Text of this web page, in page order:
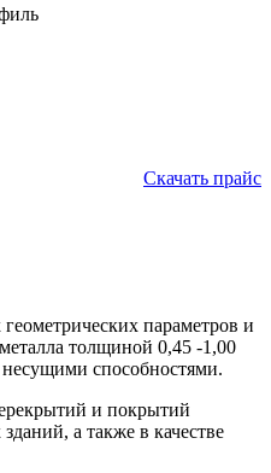
Скачать прайс
параметров и
толщиной 0,45 -1,00
способностями.
и покрытий
а также в качестве